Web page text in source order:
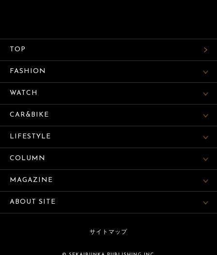
TOP
FASHION
WATCH
CAR&BIKE
LIFESTYLE
COLUMN
MAGAZINE
ABOUT SITE
サイトマップ